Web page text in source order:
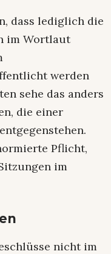
dass lediglich die
im Wortlaut
werden
sehe das anders
die einer
Pflicht,
im
nicht im